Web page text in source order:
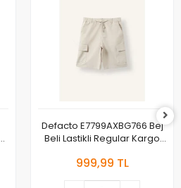
Defacto E7799AXBG766 Bej
Beli Lastikli Regular Kargo
999,99 TL